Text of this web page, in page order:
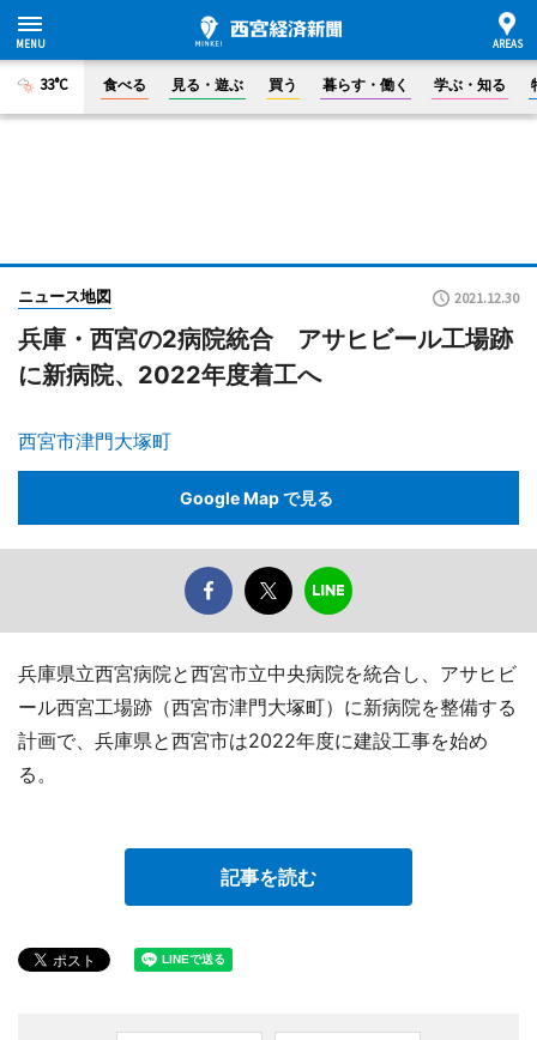
33°C 食べる 見る・遊ぶ 買う 暮らす・働く 学ぶ・知る
ニュース地図 2021.12.30
兵庫・西宮の2病院統合 アサヒビール工場跡
に新病院、2022年度着工へ
西宮市津門大塚町
Google Map で見る
兵庫県立西宮病院と西宮市立中央病院を統合し、アサヒビ
ール西宮工場跡（西宮市津門大塚町）に新病院を整備する
計画で、兵庫県と西宮市は2022年度に建設工事を始め
る。
記事を読む